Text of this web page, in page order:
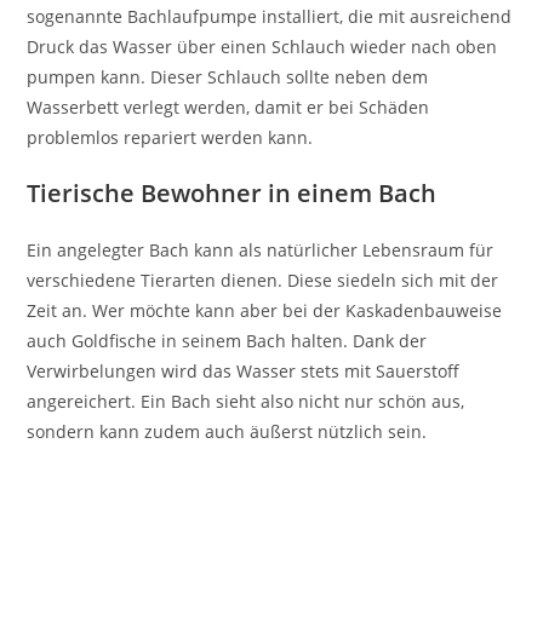
sogenannte Bachlaufpumpe installiert, die mit ausreichend
Druck das Wasser über einen Schlauch wieder nach oben
pumpen kann. Dieser Schlauch sollte neben dem
Wasserbett verlegt werden, damit er bei Schäden
problemlos repariert werden kann.
Tierische Bewohner in einem Bach
Ein angelegter Bach kann als natürlicher Lebensraum für
verschiedene Tierarten dienen. Diese siedeln sich mit der
Zeit an. Wer möchte kann aber bei der Kaskadenbauweise
auch Goldfische in seinem Bach halten. Dank der
Verwirbelungen wird das Wasser stets mit Sauerstoff
angereichert. Ein Bach sieht also nicht nur schön aus,
sondern kann zudem auch äußerst nützlich sein.